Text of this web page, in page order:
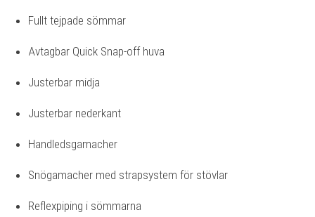
Fullt tejpade sömmar
Avtagbar Quick Snap-off huva
Justerbar midja
Justerbar nederkant
Handledsgamacher
Snögamacher med strapsystem för stövlar
Reflexpiping i sömmarna